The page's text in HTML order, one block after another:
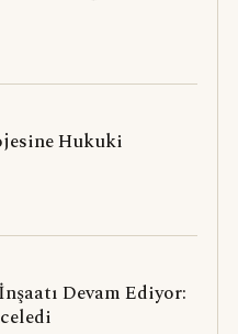
Hukuki
Devam Ediyor: